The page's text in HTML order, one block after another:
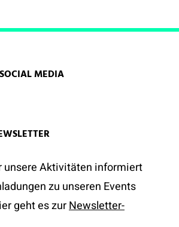
MEDIA
unsere Aktivitäten informiert
zu unseren Events
geht es zurNewsletter-